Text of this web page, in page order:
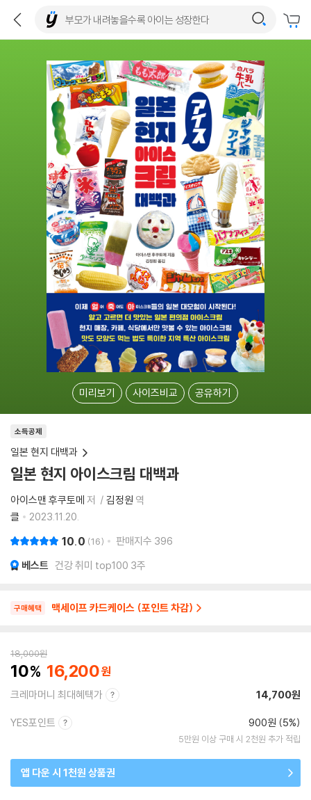
미리보기 사이즈비교 공유하기
소득공제
일본 현지 대백과
일본 현지 아이스크림 대백과
아이스맨 후쿠토메 저 김정원 역
클
2023.11.20.
10.0 16 판매지수 396
베스트 건강 취미 top100 3주
구매혜택 맥세이프 카드케이스 (포인트 차감)
18,000원
10 16,200
크레마머니 최대혜택가 14,700원
YES포인트 900원 (5%)
5만원 이상 구매 시 2천원 추가 적립
앱 다운 시 1천원 상품권